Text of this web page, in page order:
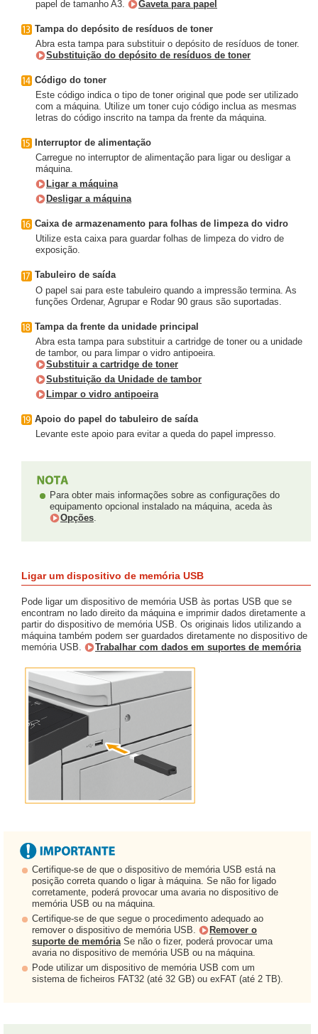
papel de tamanho A3. Gaveta para papel
Tampa do depósito de resíduos de toner
Abra esta tampa para substituir o depósito de resíduos de toner.
Substituição do depósito de resíduos de toner
Código do toner
Este código indica o tipo de toner original que pode ser utilizado
com a máquina. Utilize um toner cujo código inclua as mesmas
letras do código inscrito na tampa da frente da máquina.
Interruptor de alimentação
Carregue no interruptor de alimentação para ligar ou desligar a
máquina.
Ligar a máquina
Desligar a máquina
Caixa de armazenamento para folhas de limpeza do vidro
Utilize esta caixa para guardar folhas de limpeza do vidro de
exposição.
Tabuleiro de saída
O papel sai para este tabuleiro quando a impressão termina. As
funções Ordenar, Agrupar e Rodar 90 graus são suportadas.
Tampa da frente da unidade principal
Abra esta tampa para substituir a cartridge de toner ou a unidade
de tambor, ou para limpar o vidro antipoeira.
Substituir a cartridge de toner
Substituição da Unidade de tambor
Limpar o vidro antipoeira
Apoio do papel do tabuleiro de saída
Levante este apoio para evitar a queda do papel impresso.
Para obter mais informações sobre as configurações do
equipamento opcional instalado na máquina, aceda às
Opções
Ligar um dispositivo de memória USB
Pode ligar um dispositivo de memória USB às portas USB que se
encontram no lado direito da máquina e imprimir dados diretamente a
partir do dispositivo de memória USB. Os originais lidos utilizando a
máquina também podem ser guardados diretamente no dispositivo de
memória USB.
Trabalhar com dados em suportes de memória
Certifique-se de que o dispositivo de memória USB está na
posição correta quando o ligar à máquina. Se não for ligado
corretamente, poderá provocar uma avaria no dispositivo de
memória USB ou na máquina.
Certifique-se de que segue o procedimento adequado ao
remover o dispositivo de memória USB.
Remover o
suporte de memória Se não o fizer, poderá provocar uma
avaria no dispositivo de memória USB ou na máquina.
Pode utilizar um dispositivo de memória USB com um
sistema de ficheiros FAT32 (até 32 GB) ou exFAT (até 2 TB).